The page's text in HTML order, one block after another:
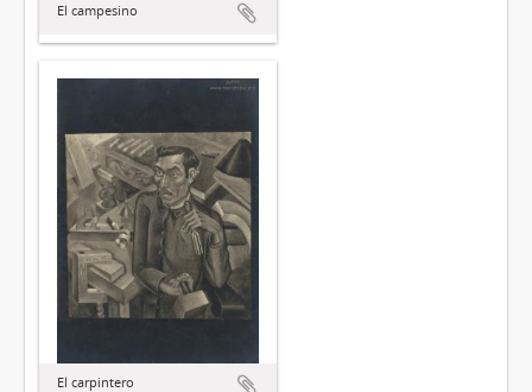
El campesino
El carpintero